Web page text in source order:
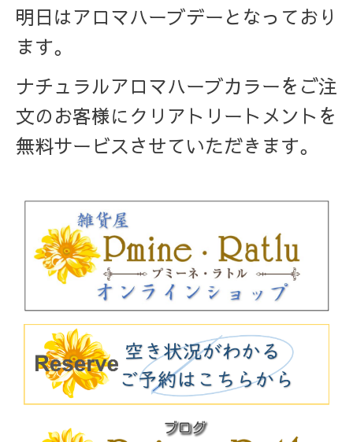
明日はアロマハーブデーとなっており
ます。
ナチュラルアロマハーブカラーをご注
文のお客様にクリアトリートメントを
無料サービスさせていただきます。